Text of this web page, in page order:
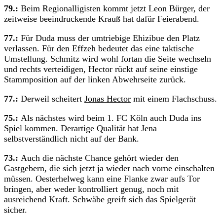
79.: Beim Regionalligisten kommt jetzt Leon Bürger, der
zeitweise beeindruckende Krauß hat dafür Feierabend.
77.: Für Duda muss der umtriebige Ehizibue den Platz
verlassen. Für den Effzeh bedeutet das eine taktische
Umstellung. Schmitz wird wohl fortan die Seite wechseln
und rechts verteidigen, Hector rückt auf seine einstige
Stammposition auf der linken Abwehrseite zurück.
77.: Derweil scheitert Jonas Hector mit einem Flachschuss.
75.: Als nächstes wird beim 1. FC Köln auch Duda ins
Spiel kommen. Derartige Qualität hat Jena
selbstverständlich nicht auf der Bank.
73.: Auch die nächste Chance gehört wieder den
Gastgebern, die sich jetzt ja wieder nach vorne einschalten
müssen. Oesterhelweg kann eine Flanke zwar aufs Tor
bringen, aber weder kontrolliert genug, noch mit
ausreichend Kraft. Schwäbe greift sich das Spielgerät
sicher.